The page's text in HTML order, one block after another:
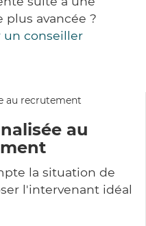
avancée ?
un conseiller
au
la situation de
l'intervenant idéal